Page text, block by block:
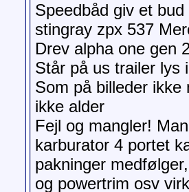
Speedbåd giv et bud
stingray zpx 537
Drev alpha one gen
Står på us trailer lys
Som på billeder
ikke alder
Fejl og mangler!
karburator 4 portet
pakninger
og powertrim osv